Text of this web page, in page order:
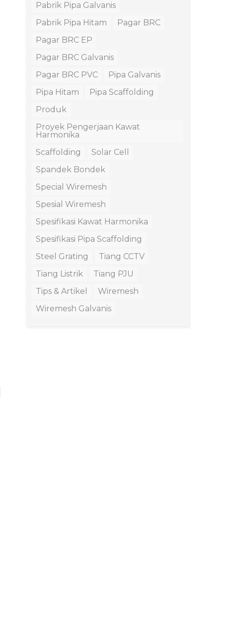
Pabrik Pipa Galvanis
Pabrik Pipa Hitam
Pagar BRC
Pagar BRC EP
Pagar BRC Galvanis
Pagar BRC PVC
Pipa Galvanis
Pipa Hitam
Pipa Scaffolding
Produk
Proyek Pengerjaan Kawat
Harmonika
Scaffolding
Solar Cell
Spandek Bondek
Special Wiremesh
Spesial Wiremesh
Spesifikasi Kawat Harmonika
Spesifikasi Pipa Scaffolding
Steel Grating
Tiang CCTV
Tiang Listrik
Tiang PJU
Tips & Artikel
Wiremesh
Wiremesh Galvanis